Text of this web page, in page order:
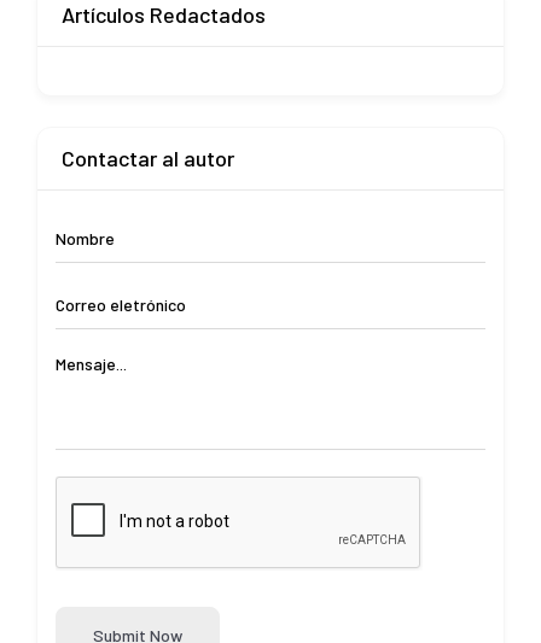
Artículos Redactados
Contactar al autor
Submit Now